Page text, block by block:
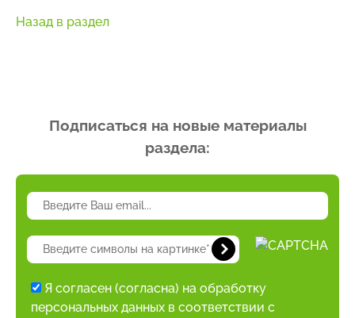
Назад в раздел
Подписаться на новые материалы
раздела:
Я согласен (согласна) на обработку
персональных данных в соответствии с